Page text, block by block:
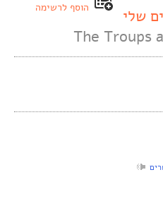
הוסף לרשימה
שלי
The Troups